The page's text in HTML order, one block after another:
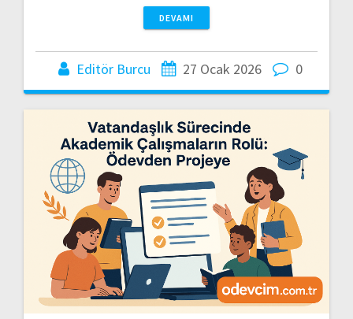
DEVAMI
Editör Burcu 27 Ocak 2026 0